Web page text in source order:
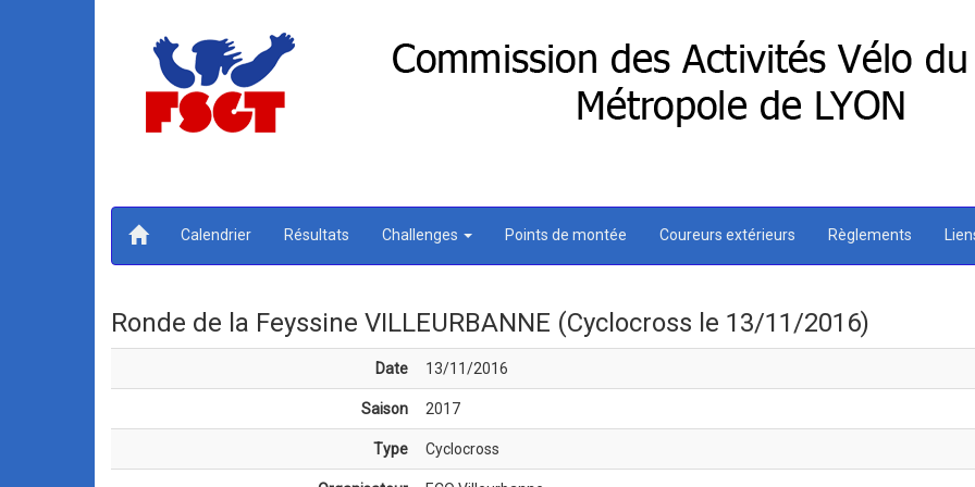
Calendrier Résultats Challenges Points de montée Coureurs extérieurs Règlements
Ronde de la Feyssine VILLEURBANNE (Cyclocross le 13/11/2016)
Date 13/11/2016
Saison 2017
Type Cyclocross